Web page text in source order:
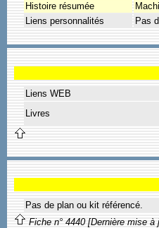
Histoire résumée
Liens personnalités
Pas
Liens WEB
Livres
Pas de plan ou kit référencé.
Fiche n° 4440 [Dernière mise à